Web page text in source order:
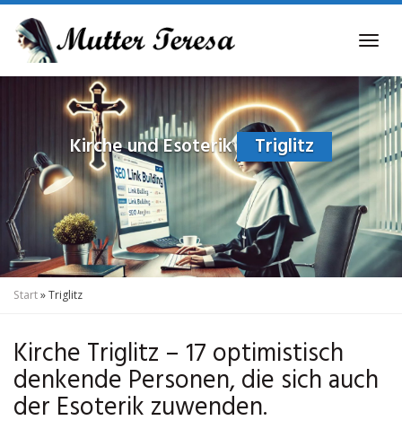
Skip
main
Kirche und Esoterik Triglitz
Start»Triglitz
Kirche Triglitz – 17 optimistisch
denkende Personen, die sich auch
der Esoterik zuwenden.